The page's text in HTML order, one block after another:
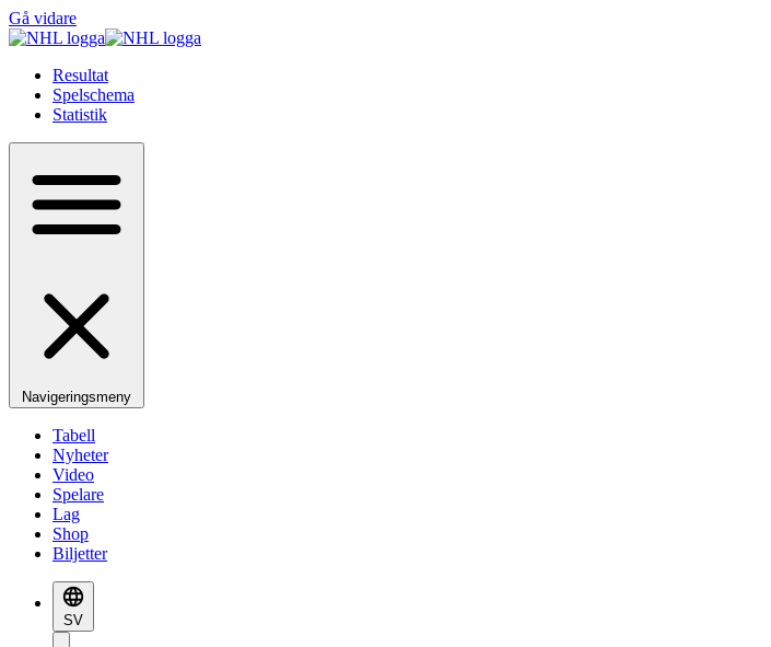
Gå vidare
Resultat
Spelschema
Statistik
Navigeringsmeny
Tabell
Nyheter
Video
Spelare
Lag
Shop
Biljetter
SV